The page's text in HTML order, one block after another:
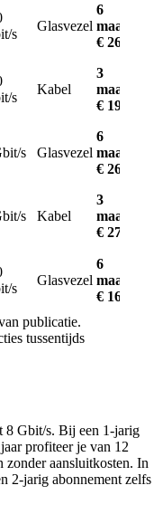
s
Glasvezel
6
maanden
€ 26,-
s
Kabel
3
maanden
€ 19,75
s Glasvezel
6
maanden
€ 26,-
s Kabel
3
maanden
€ 27,50
s
Glasvezel
6
maanden
€ 16,25
publicatie.
tussentijds
8 Gbit/s. Bij een 1-jarig
profiteer je van 12
zonder aansluitkosten. In
2-jarig abonnement zelfs